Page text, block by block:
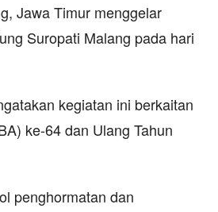
Jawa Timur menggelar
Suropati Malang pada hari
kegiatan ini berkaitan
ke-64 dan Ulang Tahun
penghormatan dan